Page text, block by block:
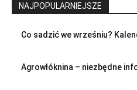
NAJPOPULARNIEJSZE
Co sadzić we wrześniu?
Agrowłóknina – niezbędne